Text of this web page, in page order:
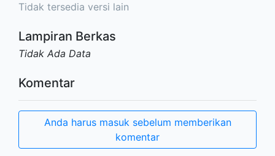
Tidak tersedia versi lain
Lampiran Berkas
Tidak Ada Data
Komentar
Anda harus masuk sebelum memberikan
komentar